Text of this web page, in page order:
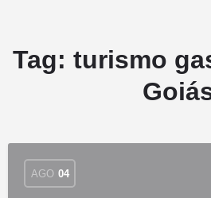
Tag: turismo
AGO 04